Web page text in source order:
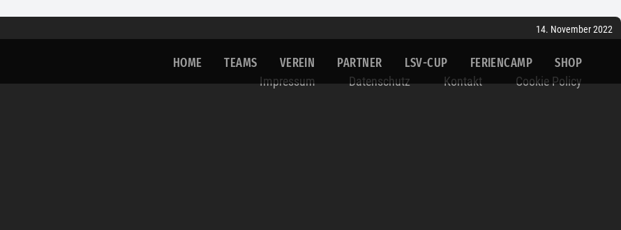
HOME TEAMS VEREIN PARTNER LSV-CUP FERIENCAMP SHOP
14. November 2022
Impressum Datenschutz Kontakt Cookie Policy